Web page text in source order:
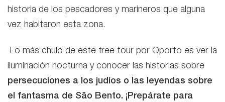
historia de los pescadores y marineros que alguna
vez habitaron esta zona.
Lo más chulo de este free tour por Oporto es ver la
iluminación nocturna y conocer las historias sobre
persecuciones a los judíos o las leyendas sobre
el fantasma de São Bento. ¡Prepárate para